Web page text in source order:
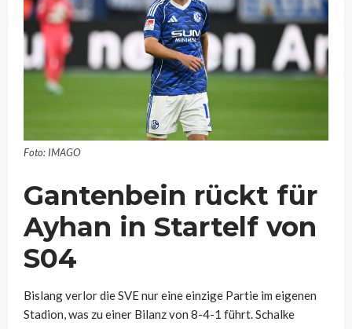
Foto: IMAGO
Gantenbein rückt für
Ayhan in Startelf von
S04
Bislang verlor die SVE nur eine einzige Partie im eigenen
Stadion, was zu einer Bilanz von 8-4-1 führt. Schalke